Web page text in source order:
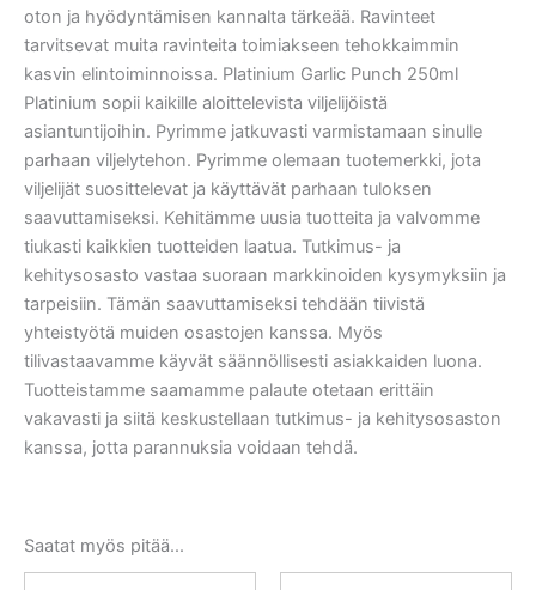
oton ja hyödyntämisen kannalta tärkeää. Ravinteet
tarvitsevat muita ravinteita toimiakseen tehokkaimmin
kasvin elintoiminnoissa. Platinium Garlic Punch 250ml
Platinium sopii kaikille aloittelevista viljelijöistä
asiantuntijoihin. Pyrimme jatkuvasti varmistamaan sinulle
parhaan viljelytehon. Pyrimme olemaan tuotemerkki, jota
viljelijät suosittelevat ja käyttävät parhaan tuloksen
saavuttamiseksi. Kehitämme uusia tuotteita ja valvomme
tiukasti kaikkien tuotteiden laatua. Tutkimus- ja
kehitysosasto vastaa suoraan markkinoiden kysymyksiin ja
tarpeisiin. Tämän saavuttamiseksi tehdään tiivistä
yhteistyötä muiden osastojen kanssa. Myös
tilivastaavamme käyvät säännöllisesti asiakkaiden luona.
Tuotteistamme saamamme palaute otetaan erittäin
vakavasti ja siitä keskustellaan tutkimus- ja kehitysosaston
kanssa, jotta parannuksia voidaan tehdä.
Saatat myös pitää...